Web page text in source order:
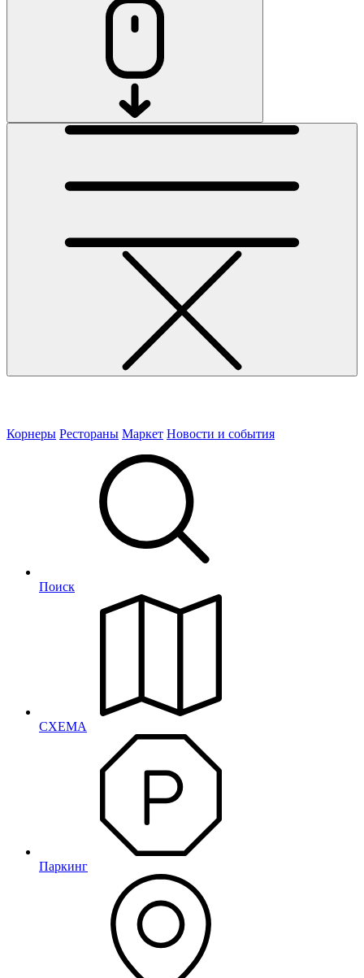
Корнеры Рестораны Маркет Новости и события
Поиск
СХЕМА
Паркинг